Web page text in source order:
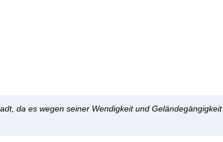
da es wegen seiner Wendigkeit und Geländegängigkeit